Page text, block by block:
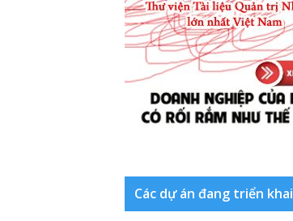
Các dự án đang triển khai